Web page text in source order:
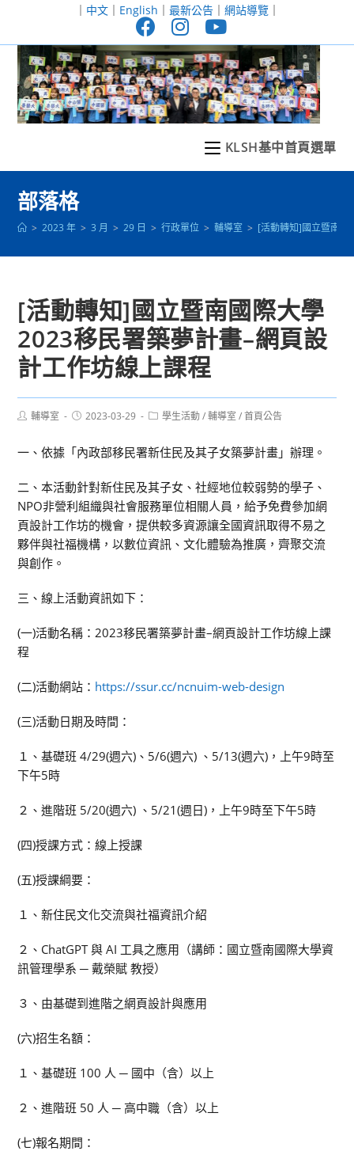
至
｜ 中文｜ English ｜ 最新公告｜ 網站導覽｜
KLSH基中首頁選單
部落格
> 2023 年 > 3 月 > 29 日 > 行政單位 > 輔導室 > [活動轉知]國立暨南國
[活動轉知]國立暨南國際大學
2023移民署築夢計畫–網頁設
計工作坊線上課程
Post輔導室
Post2023-03-29
Post學生活動 / 輔導室 / 首頁公告
一、依據「內政部移民署新住民及其子女築夢計畫」辦理。
二、本活動針對新住民及其子女、社經地位較弱勢的學子、
NPO非營利組織與社會服務單位相關人員，給予免費參加網
頁設計工作坊的機會，提供較多資源讓全國資訊取得不易之
夥伴與社福機構，以數位資訊、文化體驗為推廣，齊聚交流
與創作。
三、線上活動資訊如下：
(一)活動名稱：2023移民署築夢計畫–網頁設計工作坊線上課
程
(二)活動網站： https://ssur.cc/ncnuim-web-design
(三)活動日期及時間：
１、基礎班 4/29(週六)、5/6(週六) 、5/13(週六)，上午9時至
下午5時
２、進階班 5/20(週六) 、5/21(週日)，上午9時至下午5時
(四)授課方式：線上授課
(五)授課綱要：
１、新住民文化交流與社福資訊介紹
２、ChatGPT 與 AI 工具之應用（講師：國立暨南國際大學資
訊管理學系 ─ 戴榮賦 教授）
３、由基礎到進階之網頁設計與應用
(六)招生名額：
１、基礎班 100 人 ─ 國中（含）以上
２、進階班 50 人 ─ 高中職（含）以上
(七)報名期間：